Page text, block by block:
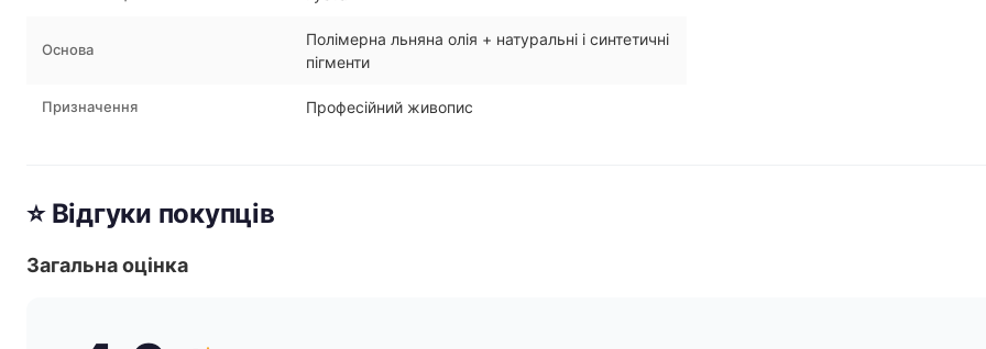
Основа
Полімерна льняна олія + натуральні і синтетичні
пігменти
Призначення Професійний живопис
⭐ Відгуки покупців
Загальна оцінка